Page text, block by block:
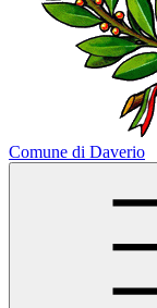
Comune di Daverio